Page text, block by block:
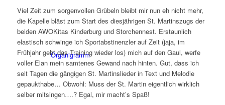
Organigramm
Viel Zeit zum sorgenvollen Grübeln bleibt mir nun eh nicht mehr,
die Kapelle bläst zum Start des diesjährigen St. Martinszugs der
beiden AWOKitas Kinderburg und Storchennest. Erstaunlich
elastisch schwinge ich Sportabstinenzler auf Zeit (jaja, im
Frühjahr geht das Training wieder los) mich auf den Gaul, werfe
voller Elan mein samtenes Gewand nach hinten. Gut, dass ich
seit Tagen die gängigen St. Martinslieder in Text und Melodie
gepaukthabe… Obwohl: Muss der St. Martin eigentlich wirklich
selber mitsingen….? Egal, mir macht’s Spaß!